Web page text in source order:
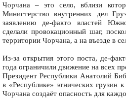
Чорчана – это село, вблизи
Министерство внутренних дел
заявлению де-факто властей
сделали провокационный шаг,
территории Чорчана, а на въезде в
Из-за открытия этого поста, де-
года ограничили движение на всех
Президент Республики Анатолий
в «Республике» этнических грузин
Чорчана создаёт опасность для